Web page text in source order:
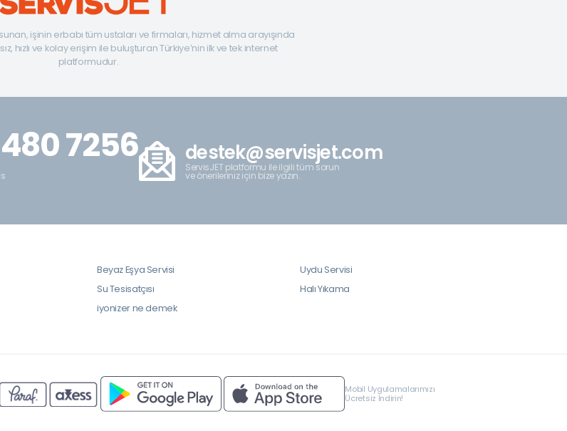
sunan, işinin erbabı tüm ustaları ve firmaları, hizmet alma arayışında
hızlı ve kolay erişim ile buluşturan Türkiye’nin ilk ve tek internet
platformudur.
7256 destek@servisjet.com
ServisJET platformu ile ilgili tüm sorun
ve önerileriniz için bize yazın.
Beyaz Eşya Servisi
Uydu Servisi
Su Tesisatçısı
Halı Yıkama
iyonizer ne demek
Mobil Uygulamalarımızı
Ücretsiz İndirin!